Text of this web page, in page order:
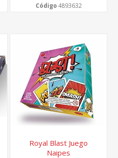
Código 4893632
Royal Blast Juego
Naipes